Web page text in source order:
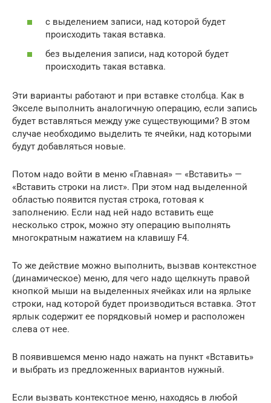
с выделением записи, над которой будет
происходить такая вставка.
без выделения записи, над которой будет
происходить такая вставка.
Эти варианты работают и при вставке столбца. Как в
Экселе выполнить аналогичную операцию, если запись
будет вставляться между уже существующими? В этом
случае необходимо выделить те ячейки, над которыми
будут добавляться новые.
Потом надо войти в меню «Главная» — «Вставить» —
«Вставить строки на лист». При этом над выделенной
областью появится пустая строка, готовая к
заполнению. Если над ней надо вставить еще
несколько строк, можно эту операцию выполнять
многократным нажатием на клавишу F4.
То же действие можно выполнить, вызвав контекстное
(динамическое) меню, для чего надо щелкнуть правой
кнопкой мыши на выделенных ячейках или на ярлыке
строки, над которой будет производиться вставка. Этот
ярлык содержит ее порядковый номер и расположен
слева от нее.
В появившемся меню надо нажать на пункт «Вставить»
и выбрать из предложенных вариантов нужный.
Если вызвать контекстное меню, находясь в любой